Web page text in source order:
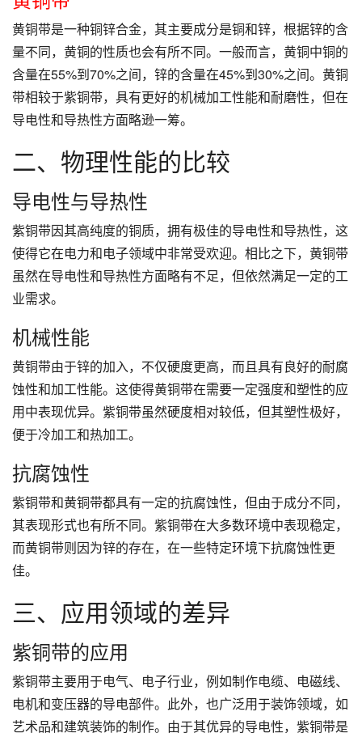
黄铜带是一种铜锌合金，其主要成分是铜和锌，根据锌的含
量不同，黄铜的性质也会有所不同。一般而言，黄铜中铜的
含量在55%到70%之间，锌的含量在45%到30%之间。黄铜
带相较于紫铜带，具有更好的机械加工性能和耐磨性，但在
导电性和导热性方面略逊一筹。
二、物理性能的比较
导电性与导热性
紫铜带因其高纯度的铜质，拥有极佳的导电性和导热性，这
使得它在电力和电子领域中非常受欢迎。相比之下，黄铜带
虽然在导电性和导热性方面略有不足，但依然满足一定的工
业需求。
机械性能
黄铜带由于锌的加入，不仅硬度更高，而且具有良好的耐腐
蚀性和加工性能。这使得黄铜带在需要一定强度和塑性的应
用中表现优异。紫铜带虽然硬度相对较低，但其塑性极好，
便于冷加工和热加工。
抗腐蚀性
紫铜带和黄铜带都具有一定的抗腐蚀性，但由于成分不同，
其表现形式也有所不同。紫铜带在大多数环境中表现稳定，
而黄铜带则因为锌的存在，在一些特定环境下抗腐蚀性更
佳。
三、应用领域的差异
紫铜带的应用
紫铜带主要用于电气、电子行业，例如制作电缆、电磁线、
电机和变压器的导电部件。此外，也广泛用于装饰领域，如
艺术品和建筑装饰的制作。由于其优异的导电性，紫铜带是